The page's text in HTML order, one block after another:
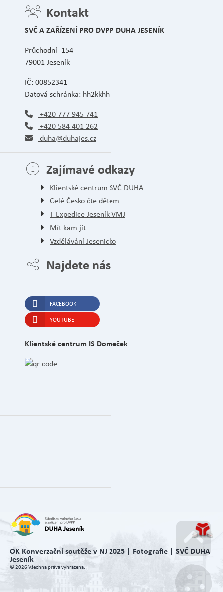
Kontakt
SVČ A ZAŘÍZENÍ PRO DVPP DUHA JESENÍK
Průchodní 154
79001 Jeseník
IČ: 00852341
Datová schránka: hh2kkhh
+420 777 945 741
+420 584 401 262
duha@duhajes.cz
Zajímavé odkazy
Klientské centrum SVČ DUHA
Celé Česko čte dětem
T Expedice Jeseník VMJ
Mít kam jít
Vzdělávání Jesenicko
Najdete nás
FACEBOOK
YOUTUBE
Klientské centrum IS Domeček
OK Konverzační soutěže v NJ 2025 | Fotografie | SVČ DUHA
Jeseník
© 2026 Všechna práva vyhrazena. Go